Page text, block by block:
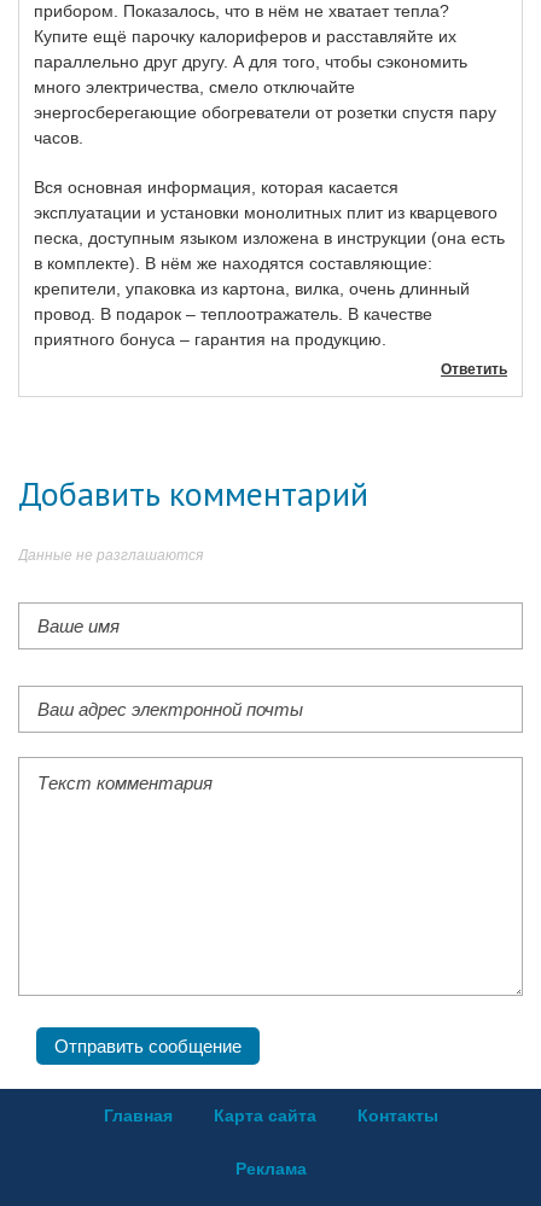
прибором. Показалось, что в нём не хватает тепла?
Купите ещё парочку калориферов и расставляйте их
параллельно друг другу. А для того, чтобы сэкономить
много электричества, смело отключайте
энергосберегающие обогреватели от розетки спустя пару
часов.
Вся основная информация, которая касается
эксплуатации и установки монолитных плит из кварцевого
песка, доступным языком изложена в инструкции (она есть
в комплекте). В нём же находятся составляющие:
крепители, упаковка из картона, вилка, очень длинный
провод. В подарок – теплоотражатель. В качестве
приятного бонуса – гарантия на продукцию.
Ответить
Добавить комментарий
Данные не разглашаются
Главная Карта сайта Контакты
Реклама